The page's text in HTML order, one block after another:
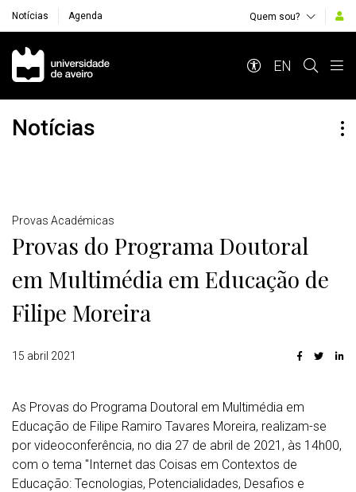
Notícias Agenda Quem sou?
Navegação Principal
EN
Notícias
Detalhes
Provas Académicas
Provas do Programa Doutoral
em Multimédia em Educação de
Filipe Moreira
15 abril 2021
As Provas do Programa Doutoral em Multimédia em
Educação de Filipe Ramiro Tavares Moreira, realizam-se
por videoconferência, no dia 27 de abril de 2021, às 14h00,
com o tema "Internet das Coisas em Contextos de
Educação: Tecnologias, Potencialidades, Desafios e